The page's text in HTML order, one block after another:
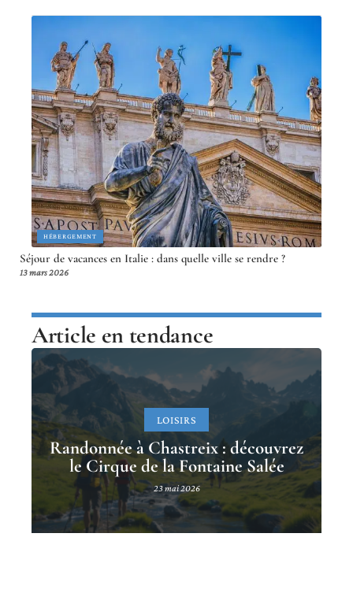
HÉBERGEMENT
Séjour de vacances en Italie : dans quelle ville se rendre ?
13 mars 2026
Article en tendance
LOISIRS
Randonnée à Chastreix : découvrez
le Cirque de la Fontaine Salée
23 mai 2026